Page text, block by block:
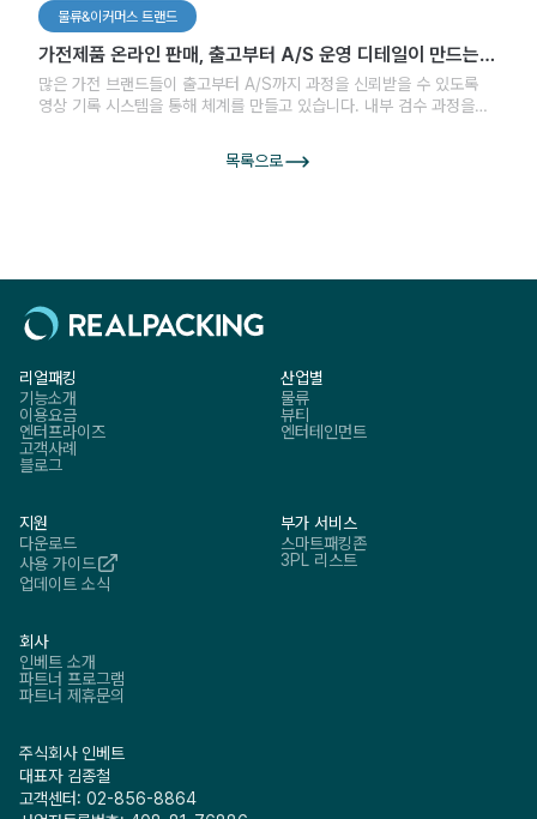
물류&이커머스 트랜드
가전제품 온라인 판매, 출고부터 A/S 운영 디테일이 만드는
변화
많은 가전 브랜드들이 출고부터 A/S까지 과정을 신뢰받을 수 있도록
영상 기록 시스템을 통해 체계를 만들고 있습니다. 내부 검수 과정을
과정에서부터 신뢰를 쌓는 방식으로 나아가고 있습니다. 보여주는
목록으로
리얼패킹
기능소개
이용요금
엔터프라이즈
고객사례
블로그
산업별
물류
뷰티
엔터테인먼트
지원
다운로드
사용 가이드
업데이트 소식
부가 서비스
스마트패킹존
3PL 리스트
회사
인베트 소개
파트너 프로그램
파트너 제휴문의
주식회사 인베트
대표자 김종철
고객센터: 02-856-8864